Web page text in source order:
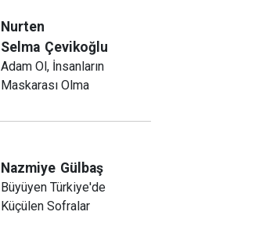
Nurten
Selma Çevikoğlu
Adam Ol, İnsanların
Maskarası Olma
Nazmiye Gülbaş
Büyüyen Türkiye'de
Küçülen Sofralar